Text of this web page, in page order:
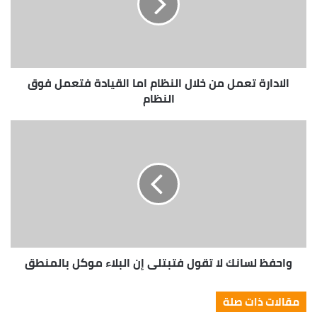
must believe. When you believe, you will succeed.
right!
You should never complain, complaining is a weak
emotion, you got life, we breathing, we blessed.
was easy. Some people can’t handle success, I can. Look
at the sunset, life is amazing, life is beautiful, life is what
you make it. Life is what you make it, so let’s make it.
Great things in business are never done by one
person. They’re done by a team of people.
الادارة تعمل من خلال النظام اما القيادة فتعمل فوق
النظام
واحفظ لسانك لا تقول فتبتلى إن البلاء موكل بالمنطق
مقالات ذات صلة